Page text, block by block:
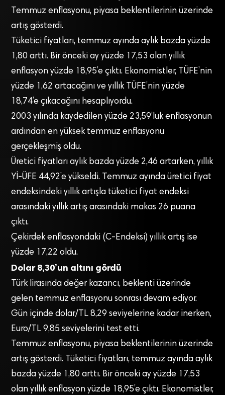
Temmuz enflasyonu, piyasa beklentilerinin üzerinde
artış gösterdi.
Tüketici fiyatları, temmuz ayında aylık bazda yüzde
1,80 arttı. Bir önceki ay yüzde 17,53 olan yıllık
enflasyon yüzde 18,95’e çıktı. Ekonomistler, TÜFE’nin
yüzde 1,62 artacağını ve yıllık TÜFE’nin yüzde
18,74’e çıkacağını hesaplıyordu.
2003 yılında kaydedilen yüzde 23,59’luk enflasyonun
ardından en yüksek temmuz enflasyonu
gerçekleşmiş oldu.
Üretici fiyatları aylık bazda yüzde 2,46 artarken, yıllık
Yİ-ÜFE 44,92’e yükseldi. Temmuz ayında üretici fiyat
endeksindeki yıllık artışla tüketici fiyat endeksi
arasındaki yıllık artış arasındaki makas 26 puana
çıktı.
Çekirdek enflasyondaki (C-Endeksi) yıllık artış ise
yüzde 17,22 oldu.
Dolar 8,30’un altını gördü
Türk lirasında değer kazancı, beklenti üzerinde
gelen temmuz enflasyonu sonrası devam ediyor.
Gün içinde dolar/TL 8,29 seviyelerine kadar inerken,
Euro/TL 9,85 seviyelerini test etti.
Temmuz enflasyonu, piyasa beklentilerinin üzerinde
artış gösterdi. Tüketici fiyatları, temmuz ayında aylık
bazda yüzde 1,80 arttı. Bir önceki ay yüzde 17,53
olan yıllık enflasyon yüzde 18,95’e çıktı. Ekonomistler,